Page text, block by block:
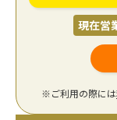
現在営
※ご利用の際には